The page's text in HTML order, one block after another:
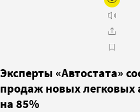
Эксперты «Автостата»
продаж новых легковых
на 85%